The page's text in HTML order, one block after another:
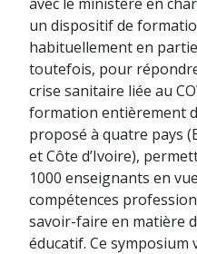
un dispositif de
habituellement en partie
toutefois, pour
crise sanitaire liée au
formation entièrement
proposé à quatre pays
et Côte d’Ivoire),
1000 enseignants en
compétences
savoir-faire en matière
éducatif. Ce symposium